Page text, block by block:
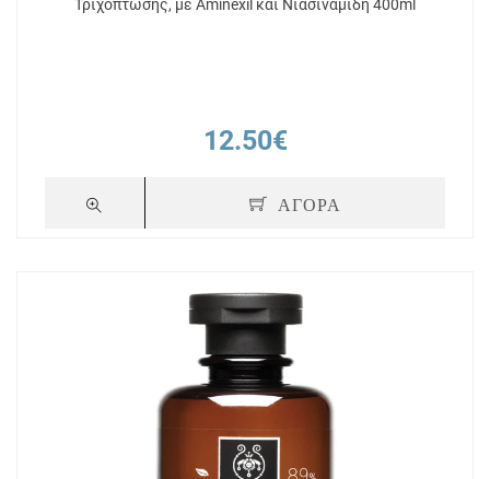
Τριχόπτωσης, με Aminexil και Νιασιναμίδη 400ml
12.50€
ΑΓΟΡΑ